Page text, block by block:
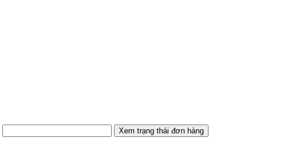
Xem trạng thái đơn hàng